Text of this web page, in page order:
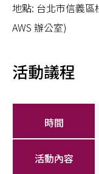
地點: 台北市信義
AWS 辦公室)
活動議程